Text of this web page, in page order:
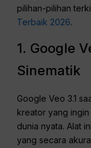
pilihan-pilihan
Terbaik 2026.
1. Google
Sinematik
Google Veo 3.1
kreator yang
dunia nyata. Alat
yang secara